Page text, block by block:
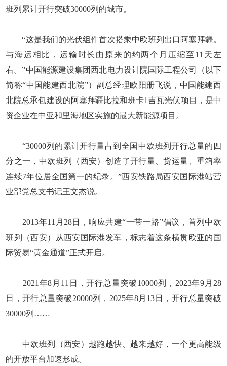
班列累计开行突破30000列的城市。
“这是我们的光伏组件首次搭乘中欧班列出口阿塞拜疆。
与海运相比，运输时长由原来的约两个月压缩至11天左
右。”中国能源建设集团西北电力设计院国际工程公司（以下
简称“中国能建西北院”）副总经理欧阳册飞说，中国能建西
北院总承包建设的阿塞拜疆比拉和班卡1吉瓦光伏项目，是中
资企业在中亚和里海地区实施的最大新能源项目。
“30000列的累计开行量占到全国中欧班列开行总量的四
分之一，中欧班列（西安）创造了开行量、货运量、重箱率
连续7年位居全国第一的纪录。”西安铁路局西安国际港站营
业部党总支书记王文杰说。
2013年11月28日，响应共建“一带一路”倡议，首列中欧
班列（西安）从西安国际港发车，标志着这条横贯欧亚的国
际贸易“黄金通道”正式开启。
2021年8月11日，开行总量突破10000列，2023年9月28
日，开行总量突破20000列，2025年8月13日，开行总量突破
30000列……
中欧班列（西安）越跑越快、越来越好，一个更高能级
的开放平台加速形成。